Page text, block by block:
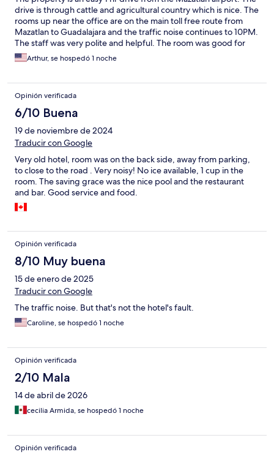
drive is through cattle and agricultural country which is nice. The
rooms up near the office are on the main toll free route from
Mazatlan to Guadalajara and the traffic noise continues to 10PM.
The staff was very polite and helpful. The room was good for
the price.
Arthur, se hospedó 1 noche
Opinión verificada
6/10 Buena
19 de noviembre de 2024
Traducir con Google
Very old hotel, room was on the back side, away from parking,
to close to the road . Very noisy! No ice available, 1 cup in the
room. The saving grace was the nice pool and the restaurant
and bar. Good service and food.
Opinión verificada
8/10 Muy buena
15 de enero de 2025
Traducir con Google
The traffic noise. But that's not the hotel's fault.
Caroline, se hospedó 1 noche
Opinión verificada
2/10 Mala
14 de abril de 2026
cecilia Armida, se hospedó 1 noche
Opinión verificada